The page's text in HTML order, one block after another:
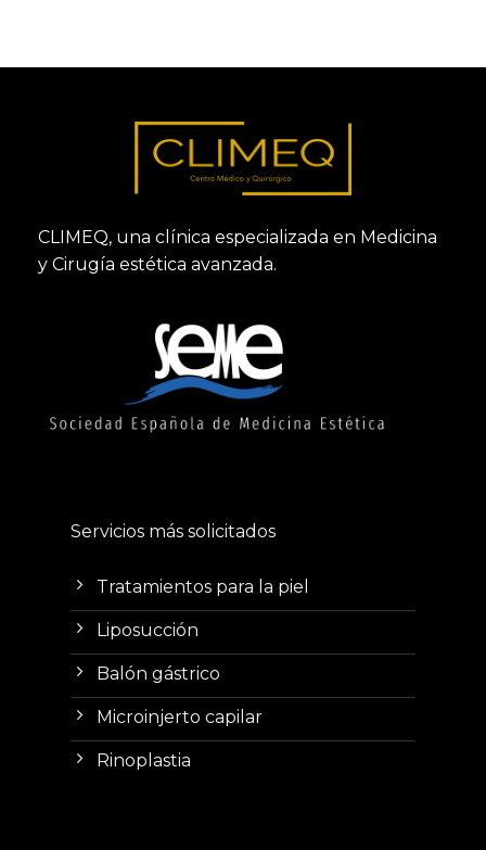
CLIMEQ, una clínica especializada en Medicina
y Cirugía estética avanzada.
Servicios más solicitados
Tratamientos para la piel
Liposucción
Balón gástrico
Microinjerto capilar
Rinoplastia